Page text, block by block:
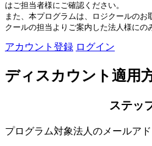
はご担当者様にご確認ください。
また、本プログラムは、ロジクールの
クールの担当よりご案内した法人様にの
アカウント登録 ログイン
ディスカウント適用
ステッ
プログラム対象法人のメールア